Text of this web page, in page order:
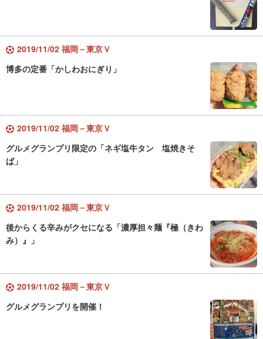
2019/11/02 福岡－東京Ｖ
博多の定番「かしわおにぎり」
2019/11/02 福岡－東京Ｖ
グルメグランプリ限定の「ネギ塩牛タン 塩焼きそ
ば」
2019/11/02 福岡－東京Ｖ
後からくる辛みがクセになる「濃厚担々麺『極（きわ
み）』」
2019/11/02 福岡－東京Ｖ
グルメグランプリを開催！